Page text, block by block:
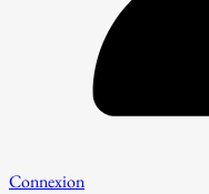
Connexion